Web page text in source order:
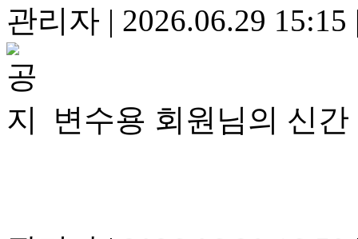
관리자 | 2026.06.29 15:15
변수용 회원님의 신